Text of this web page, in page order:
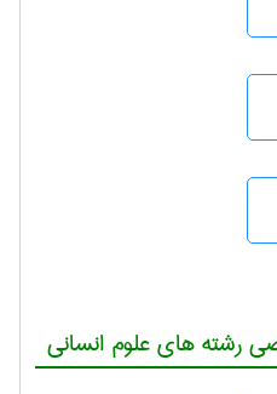
رشته های علوم انسانی